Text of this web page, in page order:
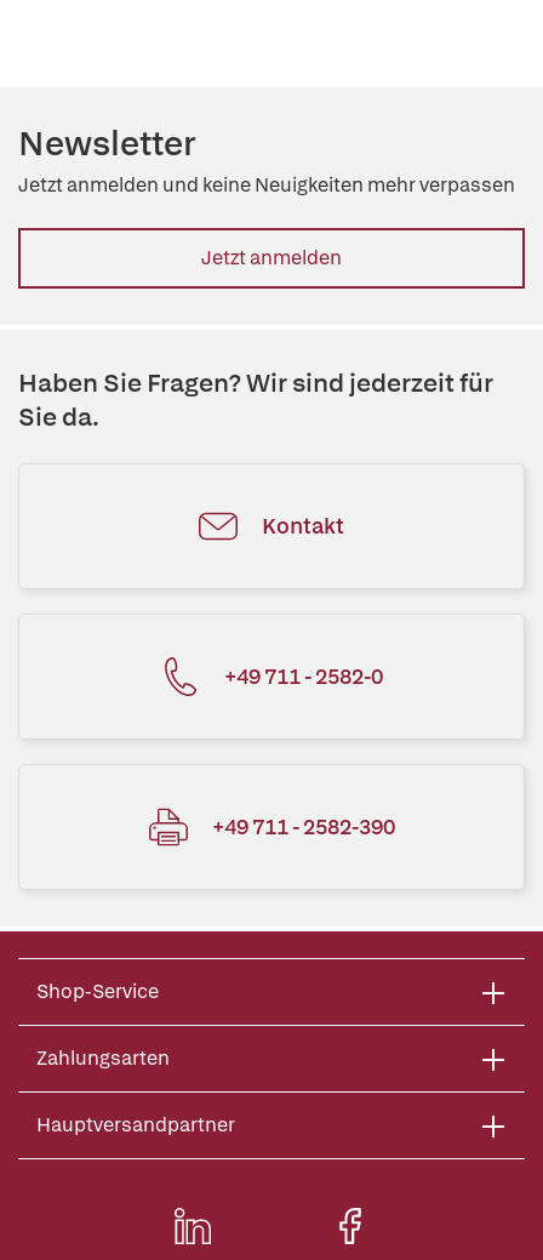
Newsletter
Jetzt anmelden und keine Neuigkeiten mehr verpassen
Jetzt anmelden
Haben Sie Fragen? Wir sind jederzeit für
Sie da.
Kontakt
+49 711 - 2582-0
+49 711 - 2582-390
Shop-Service
Zahlungsarten
Hauptversandpartner